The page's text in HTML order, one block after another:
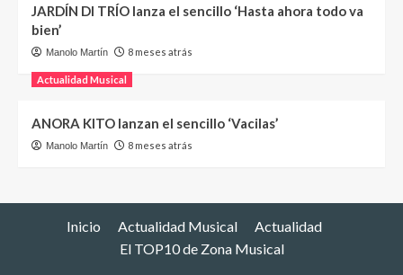
JARDÍN DI TRÍO lanza el sencillo ‘Hasta ahora todo va
bien’
Manolo Martín 8 meses atrás
Actualidad Musical
ANORA KITO lanzan el sencillo ‘Vacilas’
Manolo Martín 8 meses atrás
Inicio Actualidad Musical
Actualidad
El TOP10 de Zona Musical